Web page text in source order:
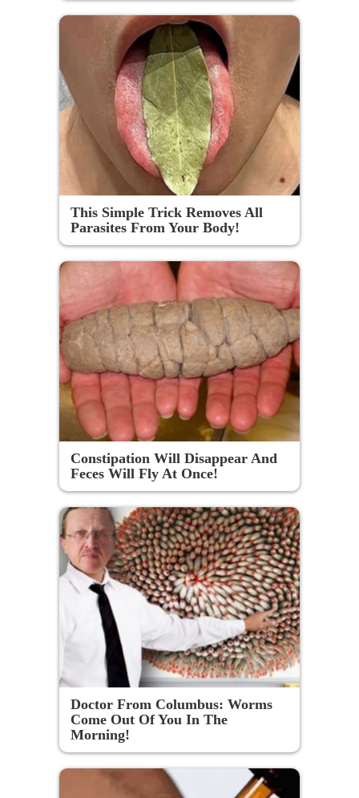
This Simple Trick Removes All
Parasites From Your Body!
Constipation Will Disappear And
Feces Will Fly At Once!
Doctor From Columbus: Worms
Come Out Of You In The
Morning!